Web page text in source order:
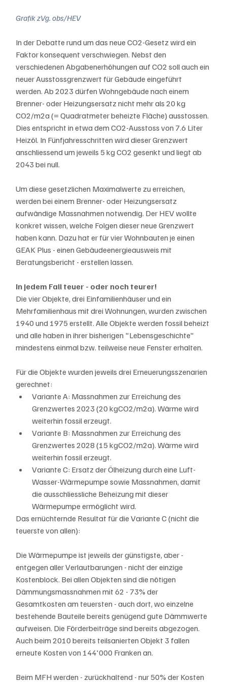
Grafik zVg. obs/HEV
In der Debatte rund um das neue CO2-Gesetz wird ein
Faktor konsequent verschwiegen. Nebst den
verschiedenen Abgabenerhöhungen auf CO2 soll auch ein
neuer Ausstossgrenzwert für Gebäude eingeführt
werden. Ab 2023 dürfen Wohngebäude nach einem
Brenner- oder Heizungsersatz nicht mehr als 20 kg
CO2/m2a (= Quadratmeter beheizte Fläche) ausstossen.
Dies entspricht in etwa dem CO2-Ausstoss von 7.6 Liter
Heizöl. In Fünfjahresschritten wird dieser Grenzwert
anschliessend um jeweils 5 kg CO2 gesenkt und liegt ab
2043 bei null.
Um diese gesetzlichen Maximalwerte zu erreichen,
werden bei einem Brenner- oder Heizungsersatz
aufwändige Massnahmen notwendig. Der HEV wollte
konkret wissen, welche Folgen dieser neue Grenzwert
haben kann. Dazu hat er für vier Wohnbauten je einen
GEAK Plus - einen Gebäudeenergieausweis mit
Beratungsbericht - erstellen lassen.
In jedem Fall teuer - oder noch teurer!
Die vier Objekte, drei Einfamilienhäuser und ein
Mehrfamilienhaus mit drei Wohnungen, wurden zwischen
1940 und 1975 erstellt. Alle Objekte werden fossil beheizt
und alle haben in ihrer bisherigen "Lebensgeschichte"
mindestens einmal bzw. teilweise neue Fenster erhalten.
Für die Objekte wurden jeweils drei Erneuerungsszenarien
gerechnet:
Variante A: Massnahmen zur Erreichung des
Grenzwertes 2023 (20 kgCO2/m2a). Wärme wird
weiterhin fossil erzeugt.
Variante B: Massnahmen zur Erreichung des
Grenzwertes 2028 (15 kgCO2/m2a). Wärme wird
weiterhin fossil erzeugt.
Variante C: Ersatz der Ölheizung durch eine Luft-
Wasser-Wärmepumpe sowie Massnahmen, damit
die ausschliessliche Beheizung mit dieser
Wärmepumpe ermöglicht wird.
Das ernüchternde Resultat für die Variante C (nicht die
teuerste von allen):
Die Wärmepumpe ist jeweils der günstigste, aber -
entgegen aller Verlautbarungen - nicht der einzige
Kostenblock. Bei allen Objekten sind die nötigen
Dämmungsmassnahmen mit 62 - 73% der
Gesamtkosten am teuersten - auch dort, wo einzelne
bestehende Bauteile bereits genügend gute Dämmwerte
aufweisen. Die Förderbeiträge sind bereits abgezogen.
Auch beim 2010 bereits teilsanierten Objekt 3 fallen
erneute Kosten von 144'000 Franken an.
Beim MFH werden - zurückhaltend - nur 50% der Kosten